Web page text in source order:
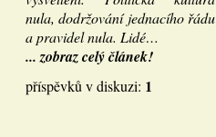
nula, dodržování jednacího řádu
a pravidel nula. Lidé…
... zobraz celý článek!
příspěvků v diskuzi: 1